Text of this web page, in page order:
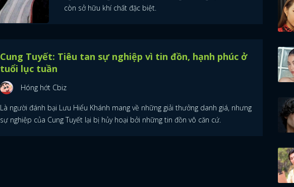
ĐĂNG NHẬP
còn sở hữu khí chất đặc biệt.
Cung Tuyết: Tiêu tan sự nghiệp vì tin đồn, hạnh phúc ở
tuổi lục tuần
Hóng hớt Cbiz
Là người đánh bại Lưu Hiểu Khánh mang về những giải thưởng danh giá, nhưng
sự nghiệp của Cung Tuyết lại bị hủy hoại bởi những tin đồn vô căn cứ.